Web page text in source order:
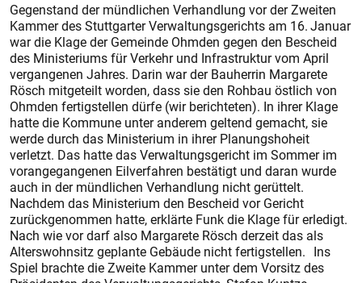
Gegenstand der mündlichen Verhandlung vor der Zweiten
Kammer des Stuttgarter Verwaltungsgerichts am 16. Januar
war die Klage der Gemeinde Ohmden gegen den Bescheid
des Ministeriums für Verkehr und Infrastruktur vom April
vergangenen Jahres. Darin war der Bauherrin Margarete
Rösch mitgeteilt worden, dass sie den Rohbau östlich von
Ohmden fertigstellen dürfe (wir berichteten). In ihrer Klage
hatte die Kommune unter anderem geltend gemacht, sie
werde durch das Ministerium in ihrer Planungshoheit
verletzt. Das hatte das Verwaltungsgericht im Sommer im
vorangegangenen Eilverfahren bestätigt und daran wurde
auch in der mündlichen Verhandlung nicht gerüttelt.
Nachdem das Ministerium den Bescheid vor Gericht
zurückgenommen hatte, erklärte Funk die Klage für erledigt.
Nach wie vor darf also Margarete Rösch derzeit das als
Alterswohnsitz geplante Gebäude nicht fertigstellen. Ins
Spiel brachte die Zweite Kammer unter dem Vorsitz des